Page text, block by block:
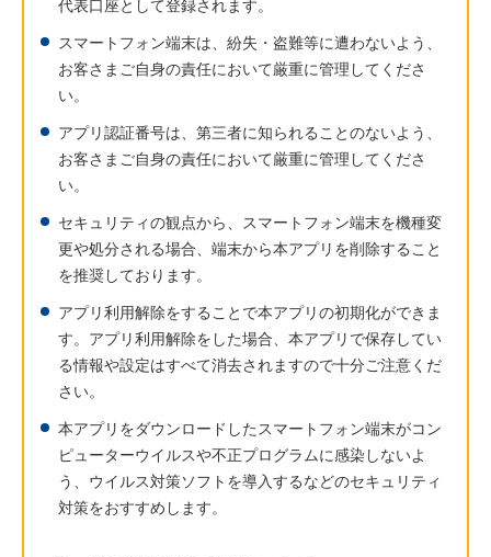
代表口座として登録されます。
スマートフォン端末は、紛失・盗難等に遭わないよう、
お客さまご自身の責任において厳重に管理してくださ
い。
アプリ認証番号は、第三者に知られることのないよう、
お客さまご自身の責任において厳重に管理してくださ
い。
セキュリティの観点から、スマートフォン端末を機種変
更や処分される場合、端末から本アプリを削除すること
を推奨しております。
アプリ利用解除をすることで本アプリの初期化ができま
す。アプリ利用解除をした場合、本アプリで保存してい
る情報や設定はすべて消去されますので十分ご注意くだ
さい。
本アプリをダウンロードしたスマートフォン端末がコン
ピューターウイルスや不正プログラムに感染しないよ
う、ウイルス対策ソフトを導入するなどのセキュリティ
対策をおすすめします。